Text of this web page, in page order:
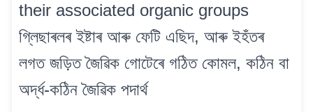
their associated organic groups
গ্লিছাৰলৰ ইষ্টাৰ আৰু ফেটি এছিদ, আৰু ইহঁতৰ
লগত জড়িত জৈৱিক গোটেৰে গঠিত কোমল, কঠিন বা
অৰ্দ্ধ-কঠিন জৈৱিক পদাৰ্থ